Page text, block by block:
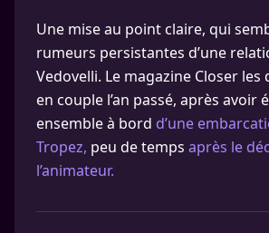
Une mise au point claire, qui
rumeurs persistantes d’une
Vedovelli. Le magazine Closer
en couple l’an passé, après avoir
ensemble à bord d’une
Tropez, peu de temps après le
l’animateur.